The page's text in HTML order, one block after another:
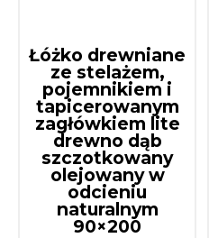
Łóżko drewniane
ze stelażem,
pojemnikiem i
tapicerowanym
zagłówkiem lite
drewno dąb
szczotkowany
olejowany w
odcieniu
naturalnym
90×200